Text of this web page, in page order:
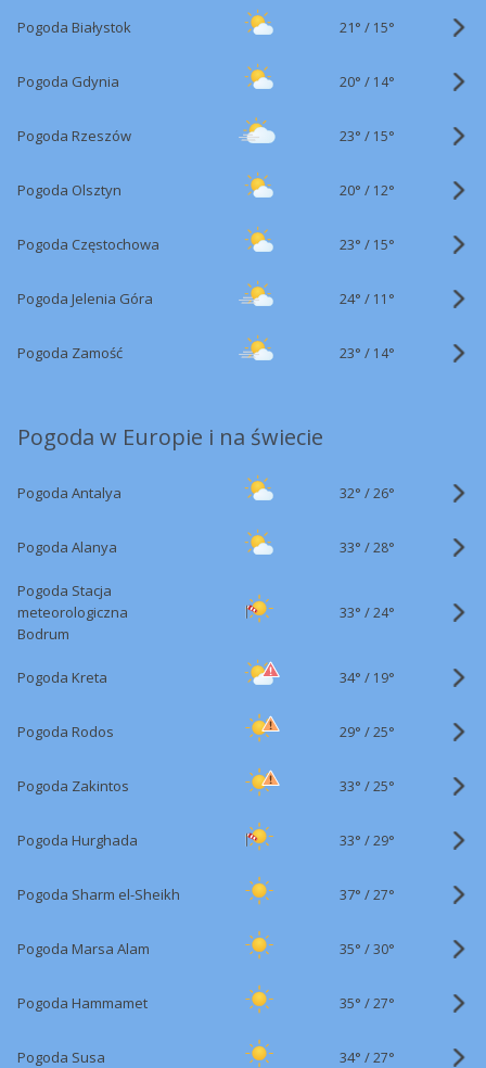
Pogoda Białystok 21° / 15°
Pogoda Gdynia 20° / 14°
Pogoda Rzeszów 23° / 15°
Pogoda Olsztyn 20° / 12°
Pogoda Częstochowa 23° / 15°
Pogoda Jelenia Góra 24° / 11°
Pogoda Zamość 23° / 14°
Pogoda w Europie i na świecie
Pogoda Antalya 32° /26°
Pogoda Alanya 33° /28°
Pogoda Stacja
meteorologiczna
Bodrum
33° /24°
Pogoda Kreta 34° / 19°
Pogoda Rodos 29° /25°
Pogoda Zakintos 33° /25°
Pogoda Hurghada 33° /29°
Pogoda Sharm el-Sheikh 37° /27°
Pogoda Marsa Alam 35° /30°
Pogoda Hammamet 35° /27°
Pogoda Susa 34° /27°